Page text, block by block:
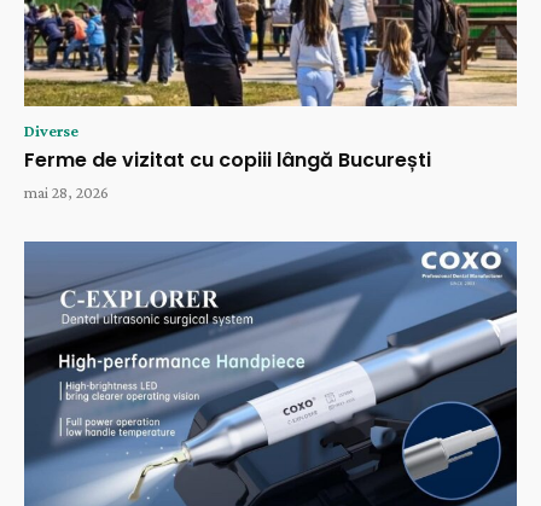
Diverse
Ferme de vizitat cu copiii lângă București
mai 28, 2026